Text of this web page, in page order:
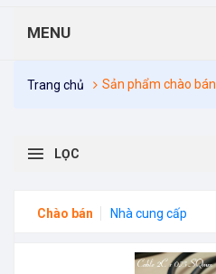
Trang chủ Sản phẩm chào bán
LỌC
Chào bán Nhà cung cấp